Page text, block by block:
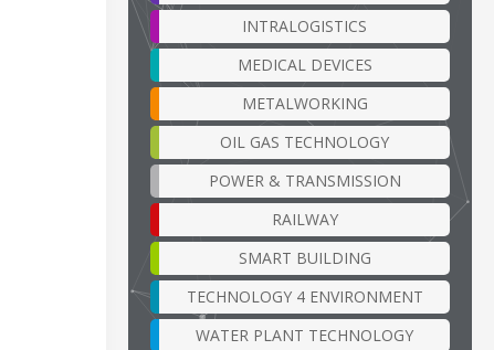
INTRALOGISTICS
MEDICAL DEVICES
METALWORKING
OIL GAS TECHNOLOGY
POWER & TRANSMISSION
RAILWAY
SMART BUILDING
TECHNOLOGY 4 ENVIRONMENT
WATER PLANT TECHNOLOGY